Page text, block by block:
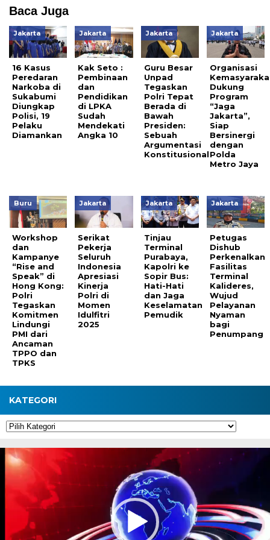
Baca Juga
Jakarta
16 Kasus
Peredaran
Narkoba di
Sukabumi
Diungkap
Polisi, 19
Pelaku
Diamankan
Jakarta
Kak Seto :
Pembinaan
dan
Pendidikan
di LPKA
Sudah
Mendekati
Angka 10
Jakarta
Guru Besar
Unpad
Tegaskan
Polri Tepat
Berada di
Bawah
Presiden:
Sebuah
Argumentasi
Konstitusional
Jakarta
Organisasi
Dukung
Program
“Jaga
Jakarta”,
Siap
Bersinergi
dengan
Polda
Metro Jaya
Buru
Workshop
dan
Kampanye
“Rise and
Speak” di
Hong Kong:
Polri
Tegaskan
Komitmen
Lindungi
PMI dari
Ancaman
TPPO dan
TPKS
Jakarta
Serikat
Pekerja
Seluruh
Indonesia
Apresiasi
Kinerja
Polri di
Momen
Idulfitri
2025
Jakarta
Tinjau
Terminal
Purabaya,
Kapolri ke
Sopir Bus:
Hati-Hati
dan Jaga
Keselamatan
Pemudik
Jakarta
Petugas
Dishub
Perkenalkan
Fasilitas
Terminal
Kalideres,
Wujud
Pelayanan
Nyaman
bagi
Penumpang
KATEGORI
Kategori
Pemutar
Video